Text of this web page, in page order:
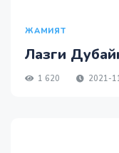
ЖАМИЯТ
Лазги
1 620 2021-